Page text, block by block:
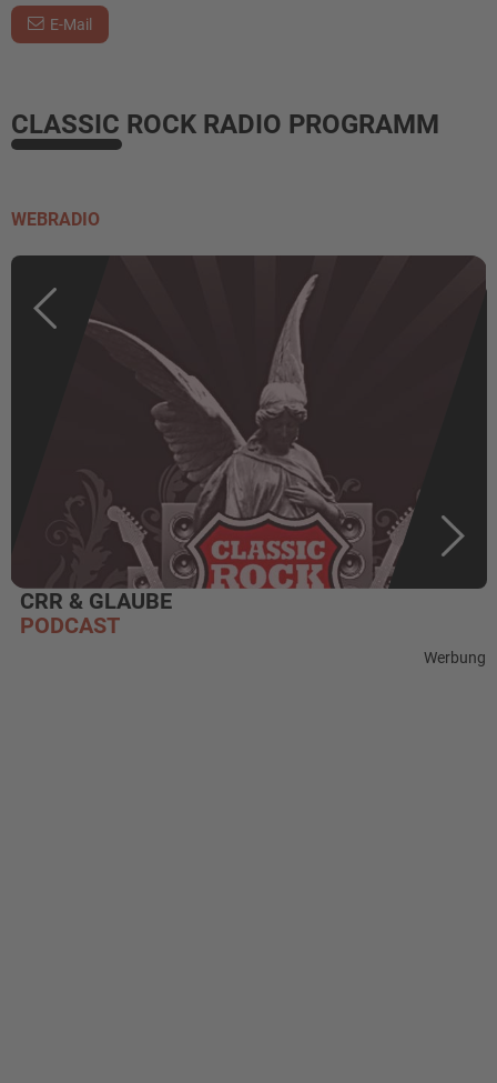
E-Mail
CLASSIC ROCK RADIO PROGRAMM
WEBRADIO
CRR & GLAUBE
PODCAST
Werbung